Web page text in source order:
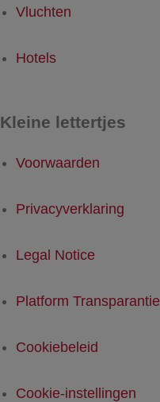
Vluchten
Hotels
Kleine lettertjes
Voorwaarden
Privacyverklaring
Legal Notice
Platform Transparantie
Cookiebeleid
Cookie-instellingen